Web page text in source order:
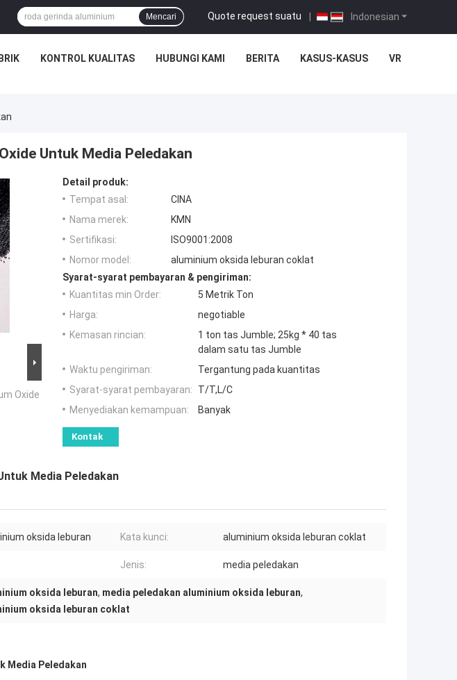
Indonesian
Quote request suatu |
Mencari
KONTROL KUALITAS HUBUNGI KAMI BERITA KASUS-KASUS VR
Untuk Media Peledakan
Oxide
Detail produk:
Tempat asal:
CINA
Nama merek:
KMN
Sertifikasi:
ISO9001:2008
Nomor model:
aluminium oksida leburan coklat
Syarat-syarat pembayaran & pengiriman:
Kuantitas min Order:
5 Metrik Ton
Harga:
negotiable
Kemasan rincian:
1 ton tas Jumble; 25kg * 40 tas
dalam satu tas Jumble
Waktu pengiriman:
Tergantung pada kuantitas
Syarat-syarat pembayaran:
T/T,L/C
Menyediakan kemampuan:
Banyak
Kontak
Media Peledakan
oksida leburan Kata kunci: aluminium oksida leburan coklat
Jenis: media peledakan
oksida leburan, media peledakan aluminium oksida leburan,
oksida leburan coklat
Media Peledakan